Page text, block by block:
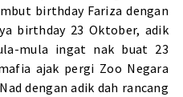
birthday Fariza dengan
birthday 23 Oktober, adik
mula ingat nak buat 23
ajak pergi Zoo Negara
dengan adik dah rancang